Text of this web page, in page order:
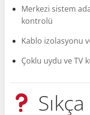
Merkezi sistem
kontrolü
Kablo izolasyonu
Çoklu uydu ve TV